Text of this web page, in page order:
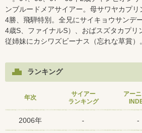
ンブルードメアサイアー。母サワヤカプリ
4勝、飛騨特別。全兄にサイキョウサンデ
4歳S、ファイナルS）、おばスズタカプリ
従姉妹にカシワズビーナス（忘れな草賞）。
ランキング
年次
サイアー
ランキング
アー
2006年 - -